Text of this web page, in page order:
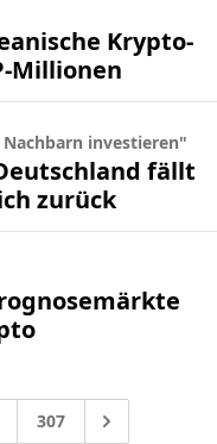
Krypto-
Millionen
investieren"
fällt
zurück
Seite weggelassen
Gehe zur Seite
307 Gehe zu